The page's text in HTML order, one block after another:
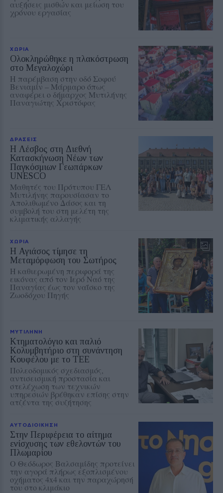
αυξήσεις μισθών και μείωση του
χρόνου εργασίας
ΧΩΡΙΑ
Ολοκληρώθηκε η πλακόστρωση
στο Μεγαλοχώρι
Η παρέμβαση στην οδό Σοφού
Βενιαμίν – Μάρμαρο όπως
αναφέρει ο δήμαρχος Μυτιλήνης
Παναγιώτης Χριστόφας
ΔΡΑΣΕΙΣ
Η Λέσβος στη Διεθνή
Κατασκήνωση Νέων των
Παγκόσμιων Γεωπάρκων
UNESCO
Μαθητές του Πρότυπου ΓΕΛ
Μυτιλήνης παρουσίασαν το
Απολιθωμένο Δάσος και τη
συμβολή του στη μελέτη της
κλιματικής αλλαγής
ΧΩΡΙΑ
Η Αγιάσος τίμησε τη
Μεταμόρφωση του Σωτήρος
Η καθιερωμένη περιφορά της
εικόνας από τον Ιερό Ναό της
Παναγίας έως τον ναΐσκο της
Ζωοδόχου Πηγής
ΜΥΤΙΛΗΝΗ
Κτηματολόγιο και παλιό
Κολυμβητήριο στη συνάντηση
Κουφέλου με το ΤΕΕ
Πολεοδομικός σχεδιασμός,
αντισεισμική προστασία και
στελέχωση των τεχνικών
υπηρεσιών βρέθηκαν επίσης στην
ατζέντα της συζήτησης
ΑΥΤΟΔΙΟΙΚΗΣΗ
Στην Περιφέρεια το αίτημα
ενίσχυσης των εθελοντών του
Πλωμαρίου
Ο Θεόδωρος Βαλσαμίδης προτείνει
την αγορά πλήρως εξοπλισμένου
οχήματος 4x4 και την παραχώρησή
του στο κλιμάκιο